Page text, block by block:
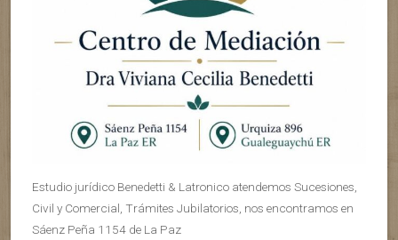
Estudio jurídico Benedetti & Latronico atendemos Sucesiones,
Civil y Comercial, Trámites Jubilatorios, nos encontramos en
Sáenz Peña 1154 de La Paz